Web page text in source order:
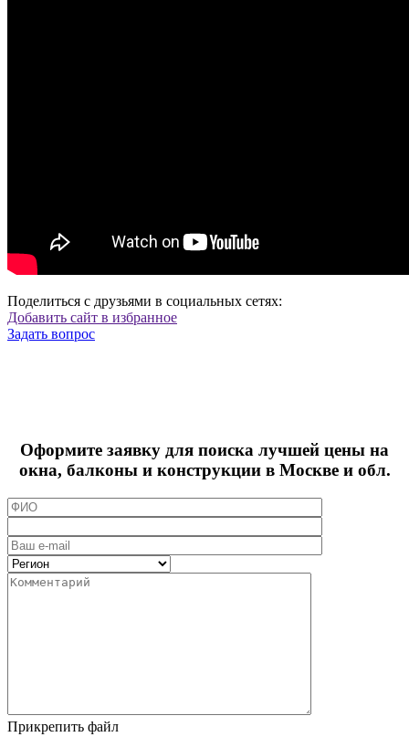
Поделиться с друзьями в социальных сетях:
Добавить сайт в избранное
Задать вопрос
Оформите заявку для поиска лучшей цены на
окна, балконы и конструкции в Москве и обл.
Прикрепить файл